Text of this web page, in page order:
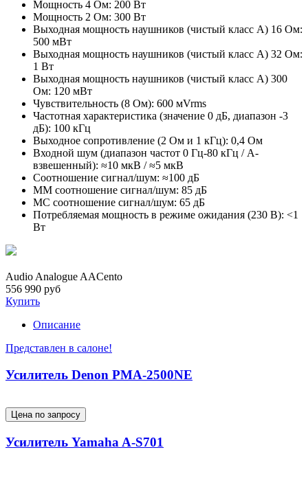
Мощность 4 Ом: 200 Вт
Мощность 2 Ом: 300 Вт
Выходная мощность наушников (чистый класс A) 16 Ом:
500 мВт
Выходная мощность наушников (чистый класс A) 32 Ом:
1 Вт
Выходная мощность наушников (чистый класс A) 300
Ом: 120 мВт
Чувствительность (8 Ом): 600 мVrms
Частотная характеристика (значение 0 дБ, диапазон -3
дБ): 100 кГц
Выходное сопротивление (2 Ом и 1 кГц): 0,4 Ом
Входной шум (диапазон частот 0 Гц-80 кГц / А-
взвешенный): ≈10 мкВ / ≈5 мкВ
Соотношение сигнал/шум: ≈100 дБ
MM соотношение сигнал/шум: 85 дБ
MC соотношение сигнал/шум: 65 дБ
Потребляемая мощность в режиме ожидания (230 В): <1
Вт
Audio Analogue AACento
556 990 руб
Купить
Описание
Представлен в салоне!
Усилитель Denon PMA-2500NE
Цена по запросу
Усилитель Yamaha A-S701